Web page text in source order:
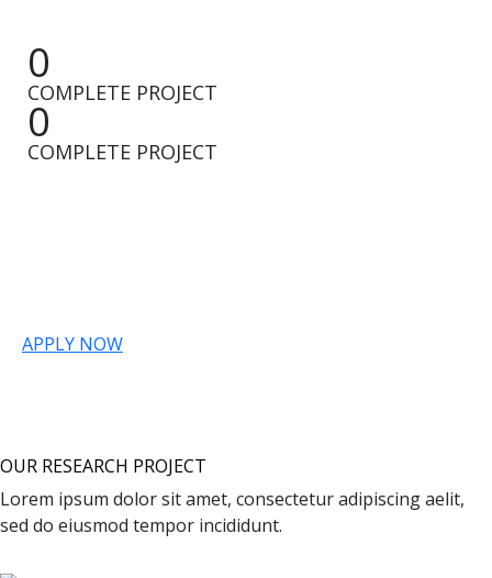
0
COMPLETE PROJECT
0
COMPLETE PROJECT
APPLY NOW
OUR RESEARCH PROJECT
Lorem ipsum dolor sit amet, consectetur adipiscing aelit,
sed do eiusmod tempor incididunt.